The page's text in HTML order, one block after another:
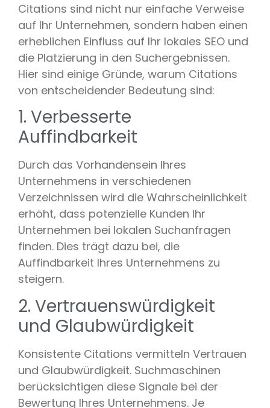
Citations sind nicht nur einfache Verweise
auf Ihr Unternehmen, sondern haben einen
erheblichen Einfluss auf Ihr lokales SEO und
die Platzierung in den Suchergebnissen.
Hier sind einige Gründe, warum Citations
von entscheidender Bedeutung sind:
1. Verbesserte
Auffindbarkeit
Durch das Vorhandensein Ihres
Unternehmens in verschiedenen
Verzeichnissen wird die Wahrscheinlichkeit
erhöht, dass potenzielle Kunden Ihr
Unternehmen bei lokalen Suchanfragen
finden. Dies trägt dazu bei, die
Auffindbarkeit Ihres Unternehmens zu
steigern.
2. Vertrauenswürdigkeit
und Glaubwürdigkeit
Konsistente Citations vermitteln Vertrauen
und Glaubwürdigkeit. Suchmaschinen
berücksichtigen diese Signale bei der
Bewertung Ihres Unternehmens. Je